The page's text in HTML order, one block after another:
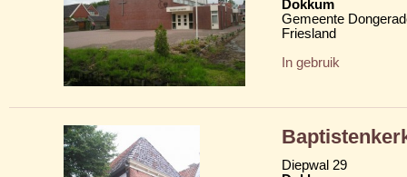
Dokkum
Gemeente
Friesland
In gebruik
Diepwal 29